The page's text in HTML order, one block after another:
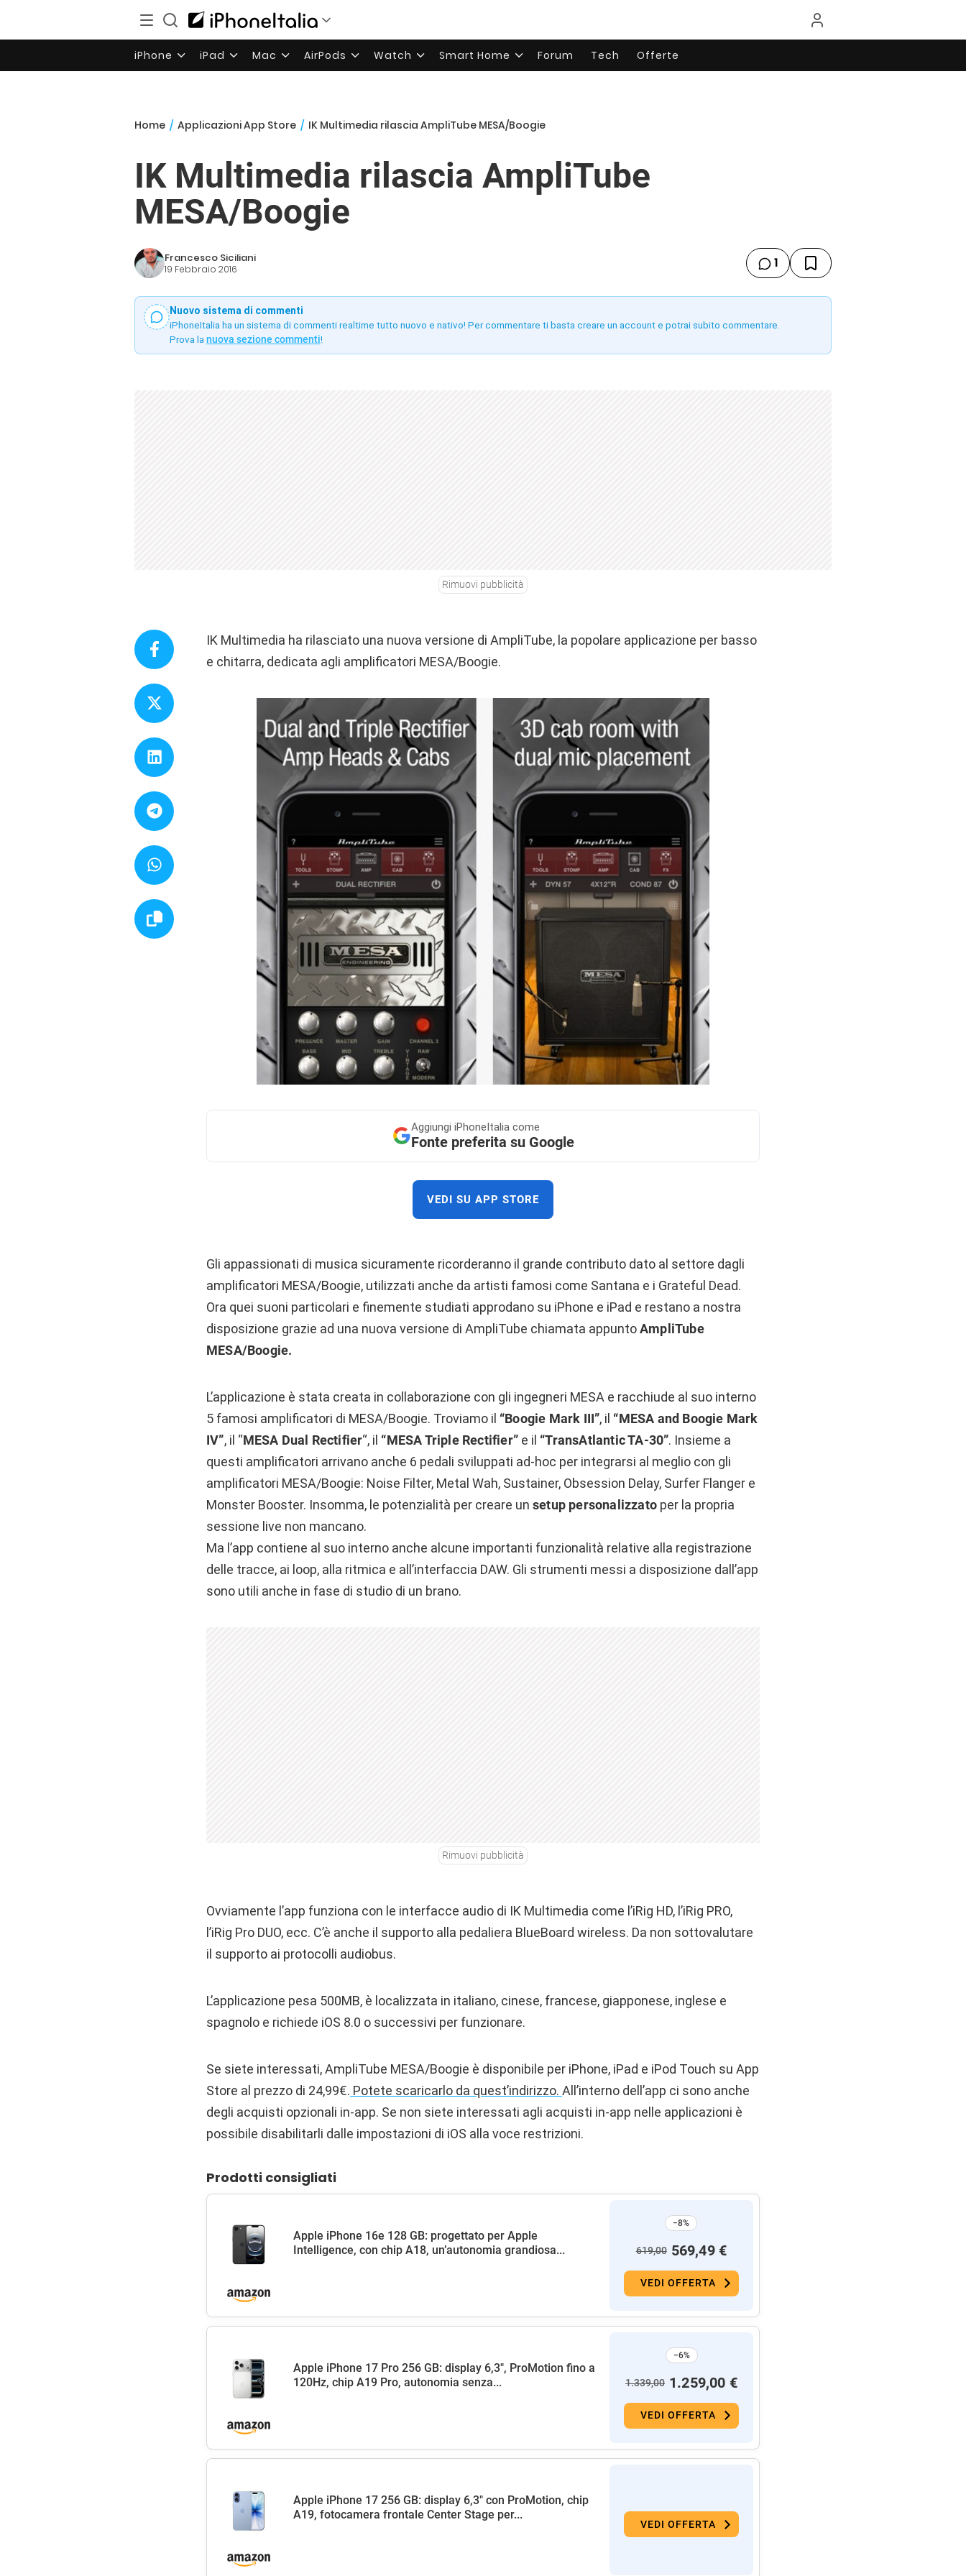
iPhone iPad Mac AirPods Watch Smart Home Forum Tech Offerte
Home / Applicazioni App Store / IK Multimedia rilascia AmpliTube MESA/Boogie
IK Multimedia rilascia AmpliTube
MESA/Boogie
Francesco Siciliani
19 Febbraio 2016 1
Nuovo sistema di commenti
iPhoneItalia ha un sistema di commenti realtime tutto nuovo e nativo! Per commentare ti basta creare un account e potrai subito commentare.
Prova la nuova sezione commenti!
Rimuovi pubblicità
IK Multimedia ha rilasciato una nuova versione di AmpliTube, la popolare applicazione per basso
e chitarra, dedicata agli amplificatori MESA/Boogie.
Aggiungi iPhoneItalia come
Fonte preferita su Google
VEDI SU APP STORE
Gli appassionati di musica sicuramente ricorderanno il grande contributo dato al settore dagli
amplificatori MESA/Boogie, utilizzati anche da artisti famosi come Santana e i Grateful Dead.
Ora quei suoni particolari e finemente studiati approdano su iPhone e iPad e restano a nostra
disposizione grazie ad una nuova versione di AmpliTube chiamata appuntoAmpliTube
MESA/Boogie.
L’applicazione è stata creata in collaborazione con gli ingegneri MESA e racchiude al suo interno
5 famosi amplificatori di MESA/Boogie. Troviamo il “Boogie Mark III”, il “MESA and Boogie Mark
IV”, il “MESA Dual Rectifier“, il “MESA Triple Rectifier” e il “TransAtlantic TA-30”. Insieme a
questi amplificatori arrivano anche 6 pedali sviluppati ad-hoc per integrarsi al meglio con gli
amplificatori MESA/Boogie: Noise Filter, Metal Wah, Sustainer, Obsession Delay, Surfer Flanger e
Monster Booster. Insomma, le potenzialità per creare un setup personalizzato per la propria
sessione live non mancano.
Ma l’app contiene al suo interno anche alcune importanti funzionalità relative alla registrazione
delle tracce, ai loop, alla ritmica e all’interfaccia DAW. Gli strumenti messi a disposizione dall’app
sono utili anche in fase di studio di un brano.
Rimuovi pubblicità
Ovviamente l’app funziona con le interfacce audio di IK Multimedia come l’iRig HD, l’iRig PRO,
l’iRig Pro DUO, ecc. C’è anche il supporto alla pedaliera BlueBoard wireless. Da non sottovalutare
il supporto ai protocolli audiobus.
L’applicazione pesa 500MB, è localizzata in italiano, cinese, francese, giapponese, inglese e
spagnolo e richiede iOS 8.0 o successivi per funzionare.
Se siete interessati, AmpliTube MESA/Boogie è disponibile per iPhone, iPad e iPod Touch su App
Store al prezzo di 24,99€. Potete scaricarlo da quest’indirizzo. All’interno dell’app ci sono anche
degli acquisti opzionali in-app. Se non siete interessati agli acquisti in-app nelle applicazioni è
possibile disabilitarli dalle impostazioni di iOS alla voce restrizioni.
Prodotti consigliati
Apple iPhone 16e 128 GB: progettato per Apple
Intelligence, con chip A18, un’autonomia grandiosa...
−8%
619,00 569,49 €
VEDI OFFERTA
Apple iPhone 17 Pro 256 GB: display 6,3", ProMotion fino a
120Hz, chip A19 Pro, autonomia senza...
−6%
1.339,00 1.259,00 €
VEDI OFFERTA
Apple iPhone 17 256 GB: display 6,3" con ProMotion, chip
A19, fotocamera frontale Center Stage per...
VEDI OFFERTA